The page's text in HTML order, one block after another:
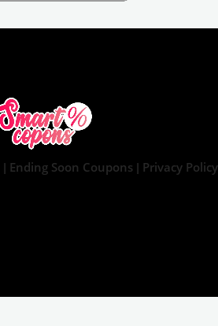
| Ending Soon Coupons | Privacy Policy